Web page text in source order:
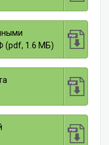
(pdf, 1.6 МБ)